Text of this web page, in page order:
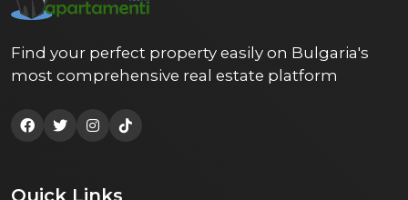
Find your perfect property easily on Bulgaria's
most comprehensive real estate platform